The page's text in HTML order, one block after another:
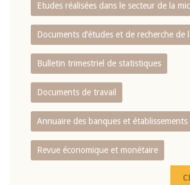
Etudes réalisées dans le secteur de la
Documents d’études et de recherche de
Bulletin trimestriel de statistiques
Documents de travail
Annuaire des banques et établissements
Revue économique et monétaire